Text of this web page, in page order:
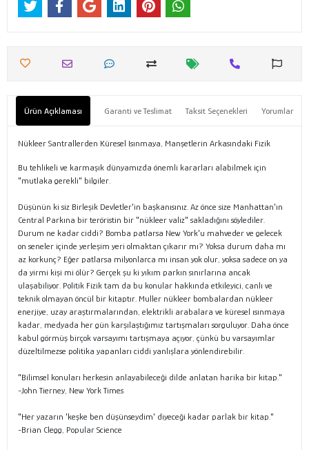
Ürün Açıklaması Garanti ve Teslimat Taksit Seçenekleri Yorumlar
Nükleer Santrallerden Küresel Isınmaya, Manşetlerin Arkasındaki Fizik
Bu tehlikeli ve karmaşık dünyamızda önemli kararları alabilmek için
"mutlaka gerekli" bilgiler.
Düşünün ki siz Birleşik Devletler'in başkanısınız. Az önce size Manhattan'ın
Central Parkına bir teröristin bir "nükleer valiz" sakladığını söylediler.
Durum ne kadar ciddi? Bomba patlarsa New York'u mahveder ve gelecek
on seneler içinde yerleşim yeri olmaktan çıkarır mı? Yoksa durum daha mı
az korkunç? Eğer patlarsa milyonlarca mı insan yok olur, yoksa sadece on ya
da yirmi kişi mi ölür? Gerçek şu ki yıkım parkın sınırlarına ancak
ulaşabiliyor. Politik Fizik tam da bu konular hakkında etkileyici, canlı ve
teknik olmayan öncül bir kitaptır. Muller nükleer bombalardan nükleer
enerjiye, uzay araştırmalarından, elektrikli arabalara ve küresel ısınmaya
kadar, medyada her gün karşılaştığımız tartışmaları sorguluyor. Daha önce
kabul görmüş birçok varsayımı tartışmaya açıyor, çünkü bu varsayımlar
düzeltilmezse politika yapanları ciddi yanlışlara yönlendirebilir.
"Bilimsel konuları herkesin anlayabileceği dilde anlatan harika bir kitap."
-John Tierney, New York Times
"Her yazarın 'keşke ben düşünseydim' diyeceği kadar parlak bir kitap."
-Brian Clegg, Popular Science